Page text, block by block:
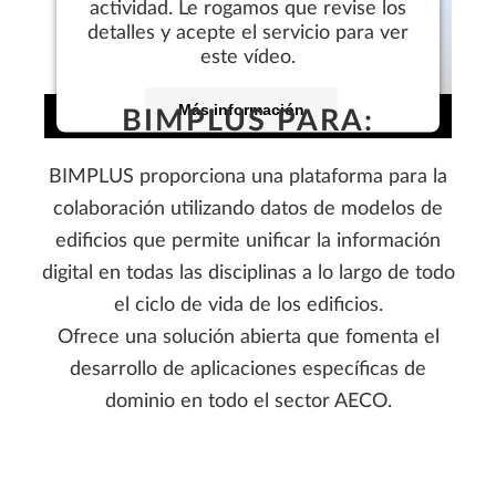
actividad. Le rogamos que revise los
detalles y acepte el servicio para ver
este vídeo.
Más información
Aceptar
BIMPLUS PARA:
BIMPLUS proporciona una plataforma para la
colaboración utilizando datos de modelos de
edificios que permite unificar la información
digital en todas las disciplinas a lo largo de todo
el ciclo de vida de los edificios.
Ofrece una solución abierta que fomenta el
desarrollo de aplicaciones específicas de
dominio en todo el sector AECO.